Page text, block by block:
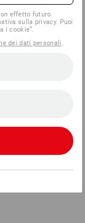
effetto futuro
sulla privacy. Puoi
i cookie”.
dei dati personali .